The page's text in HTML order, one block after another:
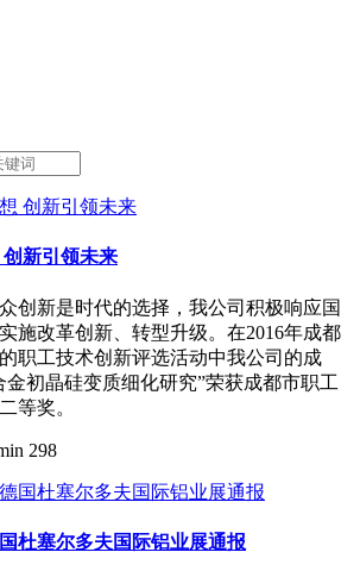
新引领未来
创新是时代的选择，我公司积极响应国
施改革创新、转型升级。在2016年成都
职工技术创新评选活动中我公司的成
金初晶硅变质细化研究”荣获成都市职工
等奖。
298
杜塞尔多夫国际铝业展通报